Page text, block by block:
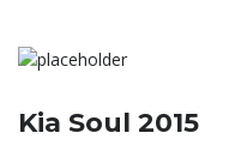
Kia Soul 2015